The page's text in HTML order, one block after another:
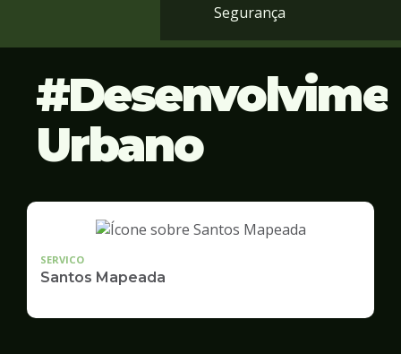
Segurança
Urbano
SERVICO
Santos Mapeada